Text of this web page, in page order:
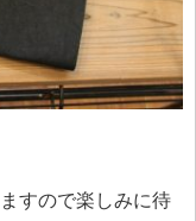
すので楽しみに待